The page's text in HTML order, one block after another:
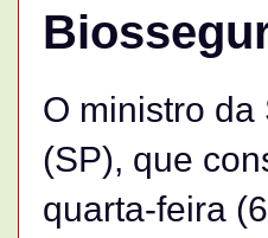
O ministro
(SP), que
quarta-feira